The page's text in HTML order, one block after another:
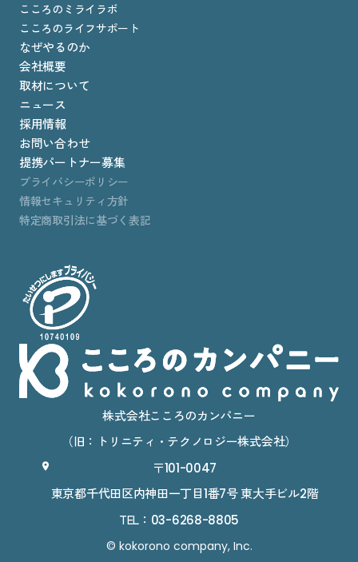
株式会社こころのカンパニー
（旧：トリニティ・テクノロジー株式会社）
〒101-0047
東京都千代田区内神田一丁目1番7号 東大手ビル2階
TEL： 03-6268-8805
© kokorono company, Inc.
こころのミライラボ
こころのライフサポート
なぜやるのか
会社概要
取材について
ニュース
採用情報
お問い合わせ
提携パートナー募集
プライバシーポリシー
情報セキュリティ方針
特定商取引法に基づく表記